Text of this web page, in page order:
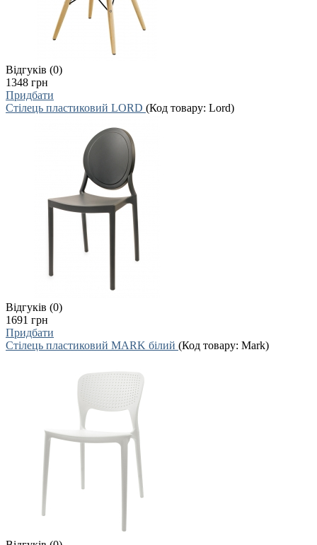
Відгуків (0)
1348 грн
Придбати
Стілець пластиковий LORD (Код товару: Lord)
Відгуків (0)
1691 грн
Придбати
Стілець пластиковий MARK білий (Код товару: Mark)